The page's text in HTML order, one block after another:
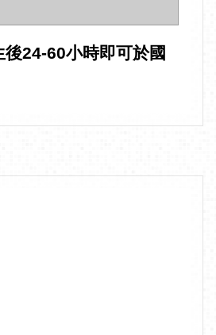
24-60小時即可於國